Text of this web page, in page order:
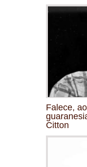
Falece,
Citton